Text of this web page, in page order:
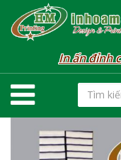
In ấn đỉnh